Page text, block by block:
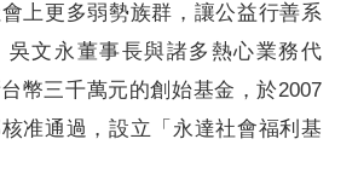
上更多弱勢族群，讓公益行善系
吳文永董事長與諸多熱心業務代
幣三千萬元的創始基金，於2007
准通過，設立「永達社會福利基